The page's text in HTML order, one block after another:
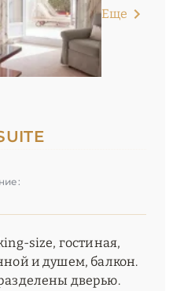
Еще
size, гостиная,
и душем, балкон.
дверью.